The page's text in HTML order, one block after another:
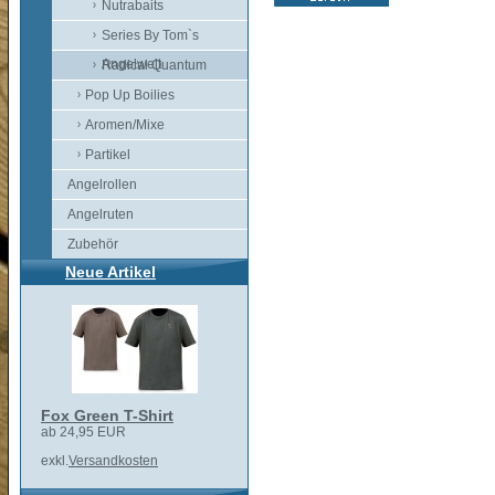
Nutrabaits
Series By Tom`s
Angelwelt
Radical Quantum
Pop Up Boilies
Aromen/Mixe
Partikel
Angelrollen
Angelruten
Zubehör
Neue Artikel
Fox Green T-Shirt
ab 24,95 EUR
exkl.Versandkosten